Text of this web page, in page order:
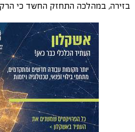
בזירה, במהלכה התחזק החשד כי